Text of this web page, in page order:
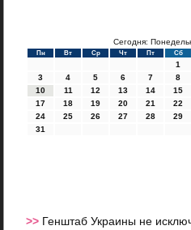
Сегодня:
Пн Вт Ср Чт Пт Сб
1
3
4 5 6 7 8
10
11 12 13 14 15
17
18 19 20 21 22
24
25 26 27 28 29
31
>> Генштаб Украины не